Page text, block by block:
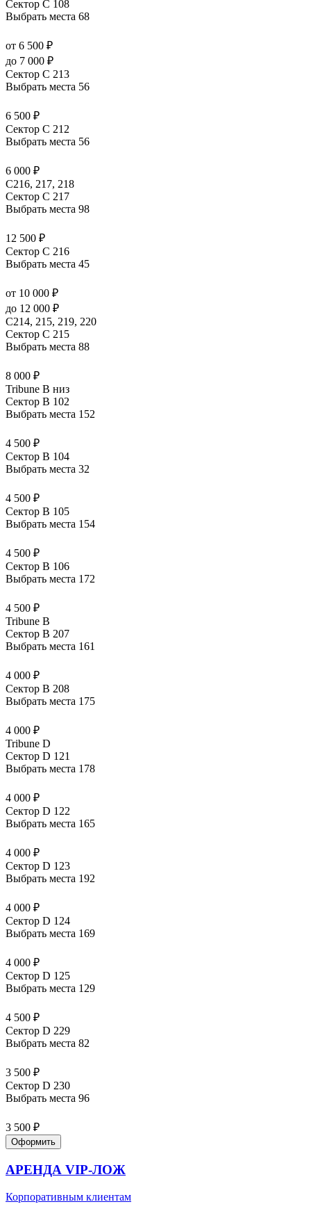
Сектор C 108
Выбрать места 68
от 6 500 ₽
до 7 000 ₽
Сектор C 213
Выбрать места 56
6 500 ₽
Сектор C 212
Выбрать места 56
6 000 ₽
С216, 217, 218
Сектор C 217
Выбрать места 98
12 500 ₽
Сектор C 216
Выбрать места 45
от 10 000 ₽
до 12 000 ₽
С214, 215, 219, 220
Сектор C 215
Выбрать места 88
8 000 ₽
Tribune B низ
Сектор B 102
Выбрать места 152
4 500 ₽
Сектор B 104
Выбрать места 32
4 500 ₽
Сектор B 105
Выбрать места 154
4 500 ₽
Сектор B 106
Выбрать места 172
4 500 ₽
Tribune B
Сектор B 207
Выбрать места 161
4 000 ₽
Сектор B 208
Выбрать места 175
4 000 ₽
Tribune D
Сектор D 121
Выбрать места 178
4 000 ₽
Сектор D 122
Выбрать места 165
4 000 ₽
Сектор D 123
Выбрать места 192
4 000 ₽
Сектор D 124
Выбрать места 169
4 000 ₽
Сектор D 125
Выбрать места 129
4 500 ₽
Сектор D 229
Выбрать места 82
3 500 ₽
Сектор D 230
Выбрать места 96
3 500 ₽
Оформить
АРЕНДА VIP-ЛОЖ
Корпоративным клиентам